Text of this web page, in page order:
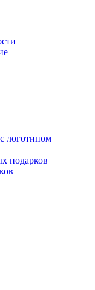
логотипом
подарков